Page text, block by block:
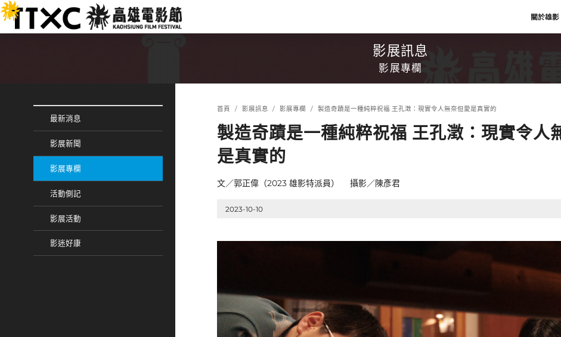
跳
到
主
:::
關於雄影
影展訊息
影展專欄
最新消息
影展新聞
影展專欄
活動側記
影展活動
影迷好康
首頁 影展訊息 影展專欄 製造奇蹟是一種純粹祝福 王孔澂：現實令人無奈但愛是真實的
製造奇蹟是一種純粹祝福 王孔澂：現實令人
是真實的
文／郭正偉（2023 雄影特派員） 攝影／陳彥君
2023-10-10